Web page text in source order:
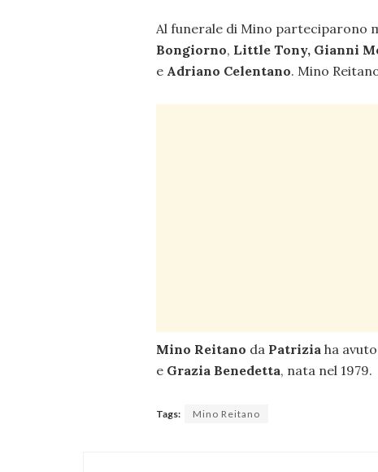
Al funerale di Mino parteciparono
Bongiorno, Little Tony, Gianni
e Adriano Celentano. Mino
Mino Reitano da Patrizia ha
e Grazia Benedetta, nata nel 1979.
Tags: Mino Reitano